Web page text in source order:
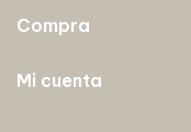
Compra
Mi cuenta